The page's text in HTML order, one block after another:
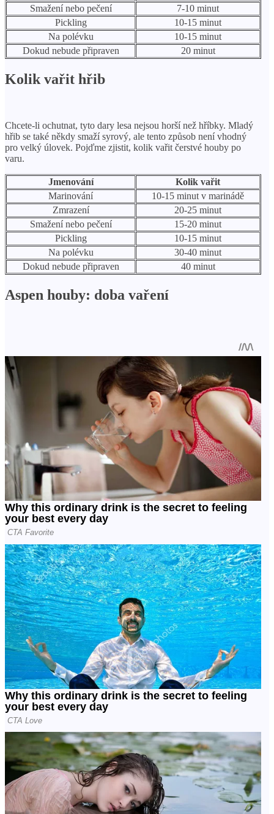
Smažení nebo pečení
7-10 minut
Pickling
10-15 minut
Na polévku
10-15 minut
Dokud nebude připraven
20 minut
Kolik vařit hřib
Chcete-li ochutnat, tyto dary lesa nejsou horší než hříbky. Mladý
hřib se také někdy smaží syrový, ale tento způsob není vhodný
pro velký úlovek. Pojďme zjistit, kolik vařit čerstvé houby po
varu.
Jmenování
Kolik vařit
Marinování
10-15 minut v marinádě
Zmrazení
20-25 minut
Smažení nebo pečení
15-20 minut
Pickling
10-15 minut
Na polévku
30-40 minut
Dokud nebude připraven
40 minut
Aspen houby: doba vaření